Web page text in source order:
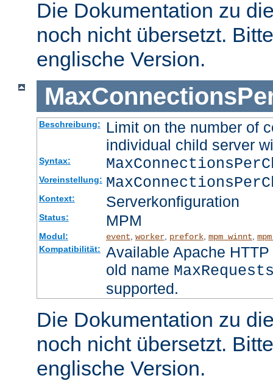
Die Dokumentation zu
noch nicht übersetzt.
englische Version.
Beschreibung:
Limit on the number of
individual child server
Syntax:
Voreinstellung:
Kontext: Serverkonfiguration
Status: MPM
Modul: event worker, prefork, mpm_winnt
Kompatibilität:
Available Apache
old name
supported.
Die Dokumentation zu
noch nicht übersetzt.
englische Version.